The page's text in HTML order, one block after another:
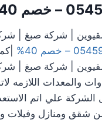
40%
| شركة صبغ |
خصم 40%
| شركة صبغ |
والمعدات اللازمه
الشركة علي اتم
شقق ومنازل وفيلات